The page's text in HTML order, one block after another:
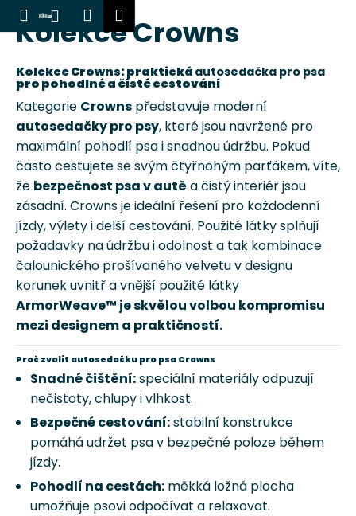
Přejít
HledatPřihlášení
Nákupní
košík
Menu
Kolekce Crowns
Kolekce Crowns: praktická autosedačka pro psa
pro pohodlné a čisté cestování
Kategorie Crowns představuje moderní
autosedačky pro psy, které jsou navržené pro
maximální pohodlí psa i snadnou údržbu. Pokud
často cestujete se svým čtyřnohým parťákem, víte,
že bezpečnost psa v autě a čistý interiér jsou
zásadní. Crowns je ideální řešení pro každodenní
jízdy, výlety i delší cestování. Použité látky splňují
požadavky na údržbu i odolnost a tak kombinace
čalounického prošívaného velvetu v designu
korunek uvnitř a vnější použité látky
ArmorWeave™ je skvělou volbou kompromisu
mezi designem a praktičností.
Proč zvolit autosedačku pro psa Crowns
Snadné čištění:speciální materiály odpuzují
nečistoty, chlupy i vlhkost.
Bezpečné cestování:stabilní konstrukce
pomáhá udržet psa v bezpečné poloze během
jízdy.
Pohodlí na cestách: měkká ložná plocha
umožňuje psovi odpočívat a relaxovat.
o Zpět
Zpět
C
o
p
o
t
ř
e
b
u
j
e
t
e
n
a
í